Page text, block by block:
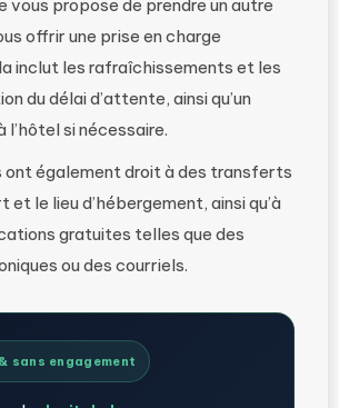
vous propose de prendre un autre
offrir une prise en charge
inclut les rafraîchissements et les
du délai d’attente, ainsi qu’un
l’hôtel si nécessaire.
ont également droit à des transferts
et le lieu d’hébergement, ainsi qu’à
gratuites telles que des
ou des courriels.
sans engagement